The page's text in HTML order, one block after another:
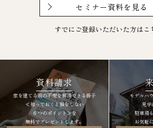
セミナー資料を見る
すでにご登録いただいた方は こ
資料請求
家を建てる前の不安を解消できる冊子
≪知っておくと損をしない
６つのポイント≫を
無料でプレゼントします。
モデルハ
見学
駐車場
お気軽